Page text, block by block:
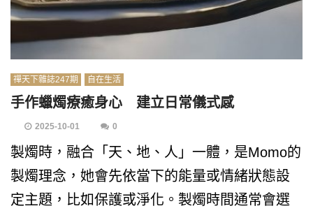
禪天下雜誌247期 自在生活
手作蠟燭療癒身心 建立日常儀式感
2025-10-01 0
製燭時，融合「天、地、人」一體，是Momo的
製燭理念，她會先依當下的能量或情緒狀態設
定主題，比如保護或淨化。製燭時間通常會選